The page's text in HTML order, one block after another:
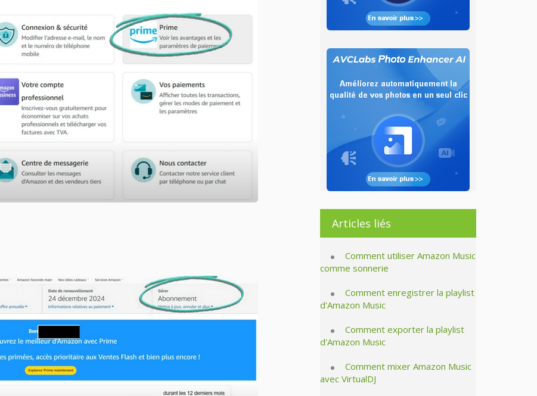
Articles liés
Comment utiliser Amazon Music
comme sonnerie
Comment enregistrer la playlist
d'Amazon Music
Comment exporter la playlist
d'Amazon Music
Comment mixer Amazon Music
avec VirtualDJ